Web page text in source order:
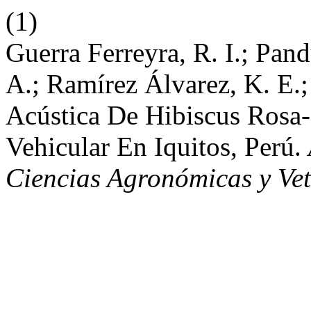
(1)
Guerra Ferreyra, R. I.;
A.; Ramírez Álvarez, K.
Acústica De Hibiscus
Vehicular En Iquitos, Perú.
Ciencias Agronómicas y